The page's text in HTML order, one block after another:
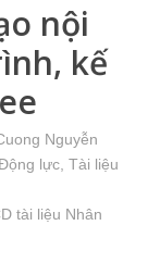
nội
kế
Nguyễn
lực Tài liệu
tài liệu Nhân